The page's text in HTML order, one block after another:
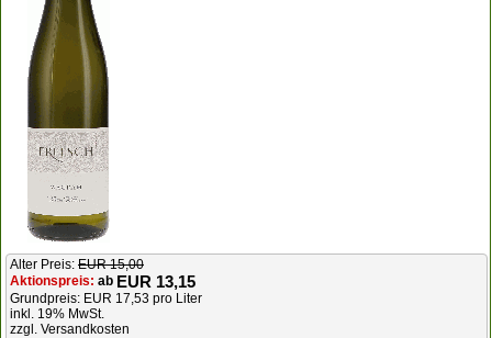
Alter Preis: EUR 15,00
Aktionspreis: ab EUR 13,15
Grundpreis: EUR 17,53 pro Liter
inkl. 19% MwSt.
zzgl. Versandkosten